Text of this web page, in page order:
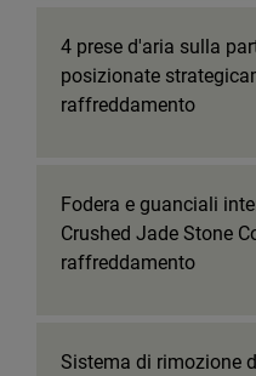
4 prese d'aria sulla
posizionate
raffreddamento
Fodera e guanciali
Crushed Jade Stone
raffreddamento
Sistema di rimozione